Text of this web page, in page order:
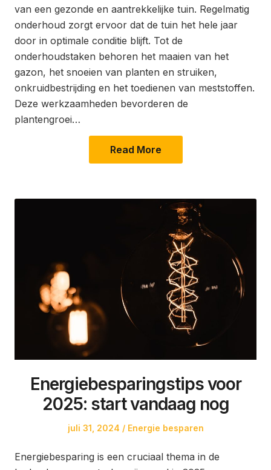
van een gezonde en aantrekkelijke tuin. Regelmatig
onderhoud zorgt ervoor dat de tuin het hele jaar
door in optimale conditie blijft. Tot de
onderhoudstaken behoren het maaien van het
gazon, het snoeien van planten en struiken,
onkruidbestrijding en het toedienen van meststoffen.
Deze werkzaamheden bevorderen de
plantengroei…
Read More
Energiebesparingstips voor
2025: start vandaag nog
Posted
juli 31, 2024
Posted
Energie besparen
Energiebesparing is een cruciaal thema in de